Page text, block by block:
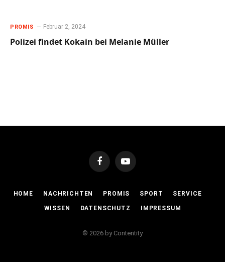
PROMIS Februar 2, 2024
Polizei findet Kokain bei Melanie Müller
FacebookYouTube
HOME NACHRICHTEN PROMIS SPORT SERVICE
WISSEN DATENSCHUTZ IMPRESSUM
© 2026 by Contentity